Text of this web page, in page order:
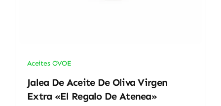
Aceites OVOE
Jalea De Aceite De Oliva Virgen
Extra «El Regalo De Atenea»